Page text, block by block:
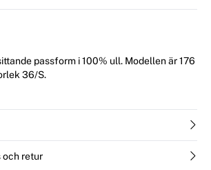
i 100% ull. Modellen är 176
36/S.
och retur